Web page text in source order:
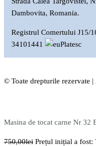
Dambovita, Romania.
Registrul Comertului J15/
34101441
© Toate drepturile rezervate |
Masina de tocat carne Nr 32
750,00lei Prețul inițial a fost: